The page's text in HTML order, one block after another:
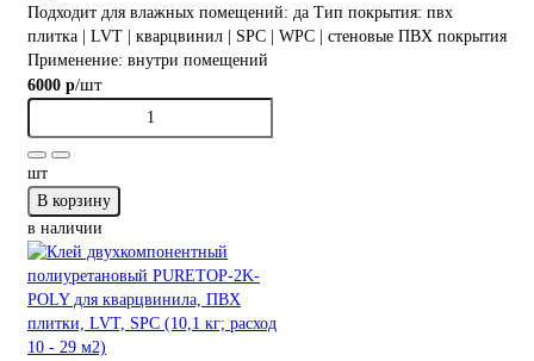
Подходит для влажных помещений: да Тип покрытия: пвх
плитка | LVT | кварцвинил | SPC | WPC | стеновые ПВХ покрытия
Применение: внутри помещений
6000 р/шт
шт
В корзину
в наличии